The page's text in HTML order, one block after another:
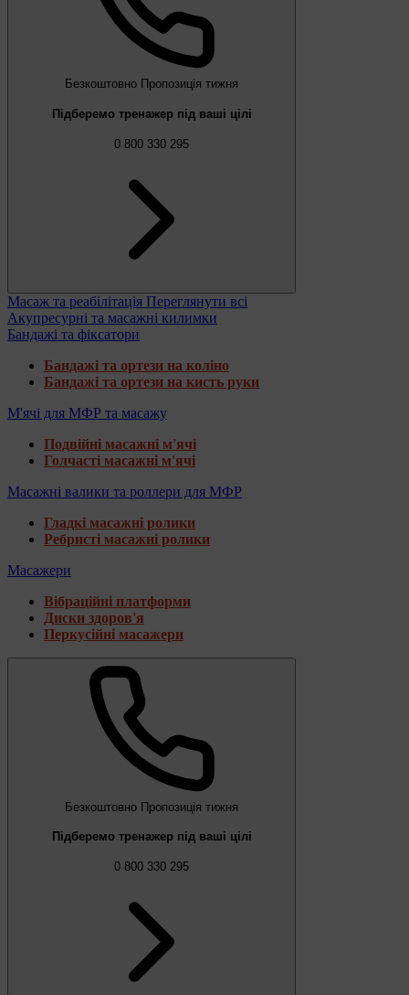
Безкоштовно Пропозиція тижня
Підберемо тренажер під ваші цілі
0 800 330 295
Масаж та реабілітація Переглянути всі
Акупресурні та масажні килимки
Бандажі та фіксатори
Бандажі та ортези на коліно
Бандажі та ортези на кисть руки
М'ячі для МФР та масажу
Подвійні масажні м'ячі
Голчасті масажні м'ячі
Масажні валики та роллери для МФР
Гладкі масажні ролики
Ребристі масажні ролики
Масажери
Вібраційні платформи
Диски здоров'я
Перкусійні масажери
Безкоштовно Пропозиція тижня
Підберемо тренажер під ваші цілі
0 800 330 295